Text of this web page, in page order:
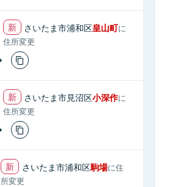
さいたま市浦和区皇山町に
住所変更
さいたま市見沼区小深作に
住所変更
さいたま市浦和区駒場に住
所変更